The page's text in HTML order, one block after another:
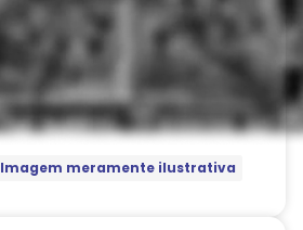
Imagem meramente ilustrativa